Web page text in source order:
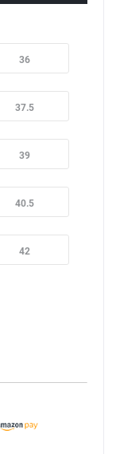
36
37.5
39
40.5
42